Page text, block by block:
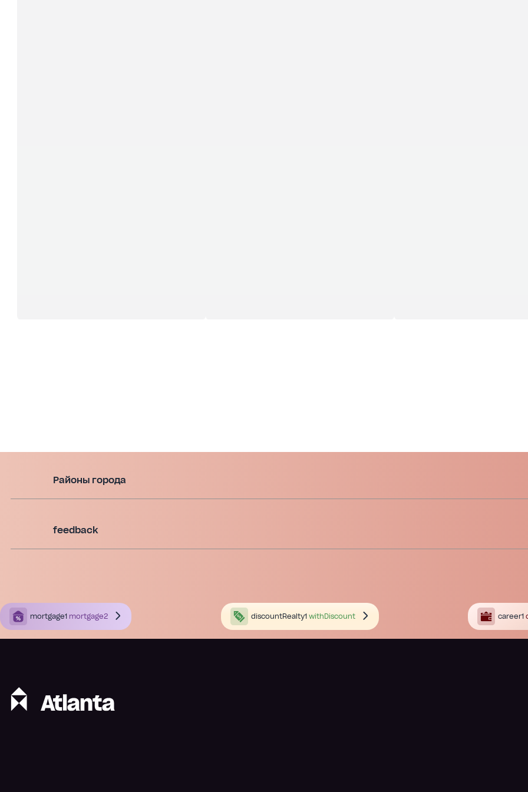
Районы города
feedback
mortgage1 mortgage2 discountRealty1 withDiscount career1